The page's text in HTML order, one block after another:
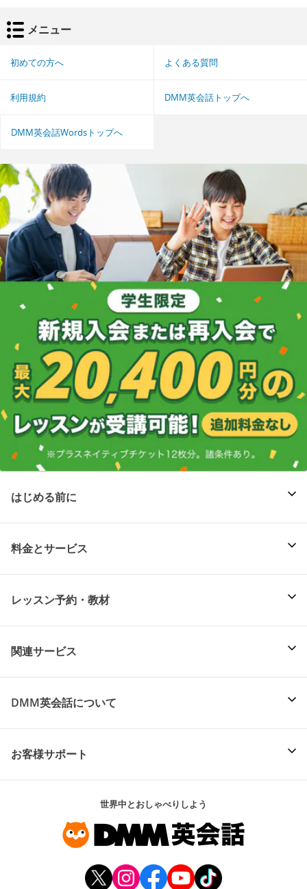
メニュー
初めての方へ よくある質問
利用規約 DMM英会話トップへ
DMM英会話Wordsトップへ
はじめる前に
料金とサービス
レッスン予約・教材
関連サービス
DMM英会話について
お客様サポート
世界中とおしゃべりしよう